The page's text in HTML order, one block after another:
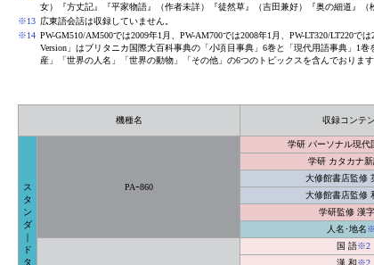
女）『方丈記』『平家物語』（作者未詳）『徒然草』（吉田兼好）『奥の細道』
※13 広東語会話は収録していません。
※14 PW-GM510/AM500では2009年1月、PW-AM700では2008年1月、PW-LT320/LT220
Version」はブリタニカ国際大百科事典の「小項目事典」6巻と「現代用語事典」1
産」「世界の人名」「世界の動物」「その他」の6つのトピックスを含んでおりま
機種名 収録コンテ
ス
タ
ン
ダ
｜
ド
タ
PAｰ860
学研 パーソナル現代
学研 カタカナ
大修館書店監修
大修館書店監修
学研監修 漢字
人名･地名
国 語※2
漢 和※2